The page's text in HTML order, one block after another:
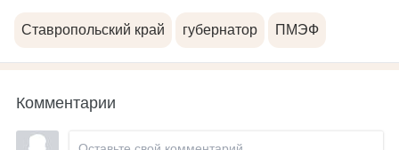
Ставропольский край губернатор ПМЭФ
Комментарии